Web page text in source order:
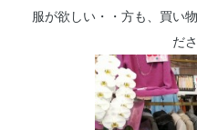
服が欲しい・・方も、買い
だ